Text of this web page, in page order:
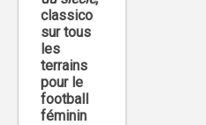
classico
sur tous
les
terrains
pour le
football
féminin